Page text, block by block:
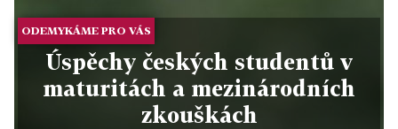
ODEMYKÁME PRO VÁS
Úspěchy českých studentů v
maturitách a mezinárodních
zkouškách